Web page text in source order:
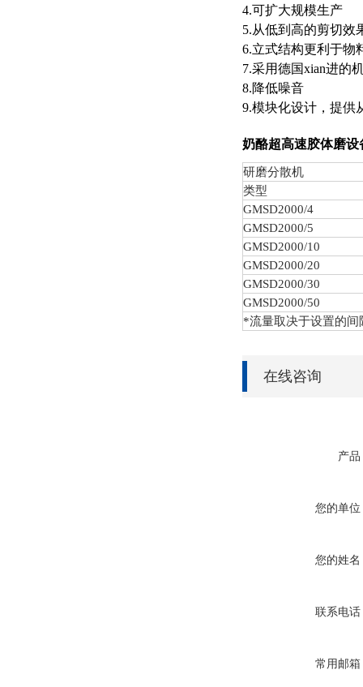
4.可扩大规模生产
5.从低到高的剪切效
6.立式结构更利于物
7.采用德国xian进的
8.降低噪音
9.模块化设计，提供
奶酪超高速胶体磨设
研磨分散机
类型
GMSD2000/4
GMSD2000/5
GMSD2000/10
GMSD2000/20
GMSD2000/30
GMSD2000/50
*流量取决于设置的间
在线咨询
产品
您的单位
您的姓名
联系电话
常用邮箱